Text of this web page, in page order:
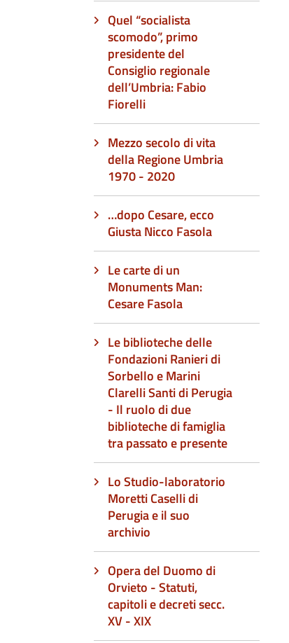
Quel “socialista
scomodo”, primo
presidente del
Consiglio regionale
dell’Umbria: Fabio
Fiorelli
Mezzo secolo di vita
della Regione Umbria
1970 - 2020
…dopo Cesare, ecco
Giusta Nicco Fasola
Le carte di un
Monuments Man:
Cesare Fasola
Le biblioteche delle
Fondazioni Ranieri di
Sorbello e Marini
Clarelli Santi di Perugia
- Il ruolo di due
biblioteche di famiglia
tra passato e presente
Lo Studio-laboratorio
Moretti Caselli di
Perugia e il suo
archivio
Opera del Duomo di
Orvieto - Statuti,
capitoli e decreti secc.
XV - XIX